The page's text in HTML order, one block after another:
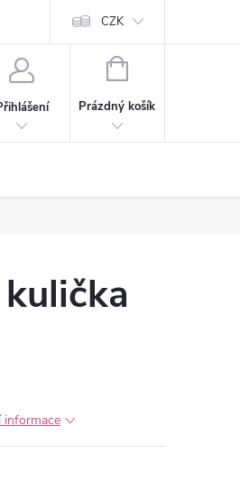
CZK
NÁKUPNÍ
Prázdný košík
informace